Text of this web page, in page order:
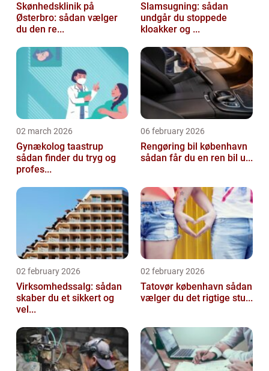
Skønhedsklinik på
Østerbro: sådan vælger
du den re...
Slamsugning: sådan
undgår du stoppede
kloakker og ...
02 march 2026
Gynækolog taastrup
sådan finder du tryg og
profes...
06 february 2026
Rengøring bil københavn
sådan får du en ren bil u...
02 february 2026
Virksomhedssalg: sådan
skaber du et sikkert og
vel...
02 february 2026
Tatovør københavn sådan
vælger du det rigtige stu...